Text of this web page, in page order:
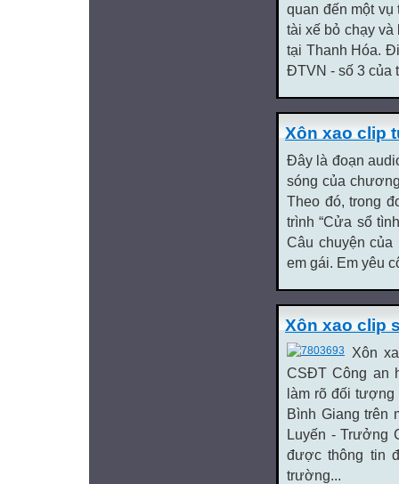
quan đến một
tài xế bỏ chạy
tại Thanh Hóa.
ĐTVN - số 3 của
Xôn xao clip
Đây là đoạn
sóng của
Theo đó, trong
trình “Cửa sổ
Câu chuyện của
em gái. Em yêu
Xôn xao clip
Xôn
CSĐT Công an
làm rõ đối
Bình Giang trên
Luyến - Trưởng
được thông tin
trường...